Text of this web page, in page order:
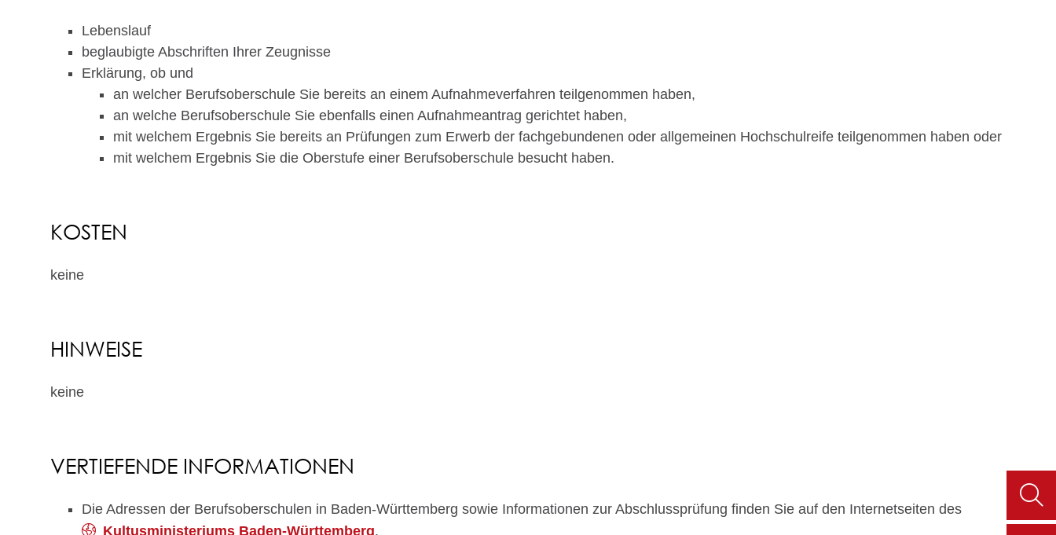
Lebenslauf
beglaubigte Abschriften Ihrer Zeugnisse
Erklärung, ob und
an welcher Berufsoberschule Sie bereits an einem Aufnahmeverfahren teilgenommen haben,
an welche Berufsoberschule Sie ebenfalls einen Aufnahmeantrag gerichtet haben,
mit welchem Ergebnis Sie bereits an Prüfungen zum Erwerb der fachgebundenen oder allgemeinen Hochschulreife teilgenommen haben oder
mit welchem Ergebnis Sie die Oberstufe einer Berufsoberschule besucht haben.
KOSTEN
keine
HINWEISE
keine
VERTIEFENDE INFORMATIONEN
Die Adressen der Berufsoberschulen in Baden-Württemberg sowie Informationen zur Abschlussprüfung finden Sie auf den Internetseiten des
Kultusministeriums Baden-Württemberg.